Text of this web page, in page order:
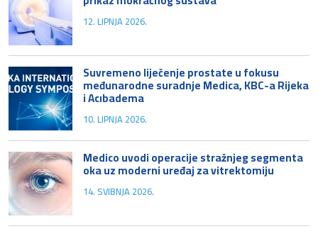
12. LIPNJA 2026.
Suvremeno liječenje prostate u fokusu
međunarodne suradnje Medica, KBC-a Rijeka
i Acıbadema
10. LIPNJA 2026.
Medico uvodi operacije stražnjeg segmenta
oka uz moderni uređaj za vitrektomiju
14. SVIBNJA 2026.